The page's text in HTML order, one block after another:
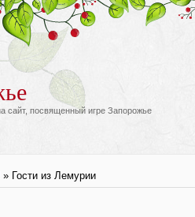
сайт, посвященный игре Запорожье
» Гости из Лемурии